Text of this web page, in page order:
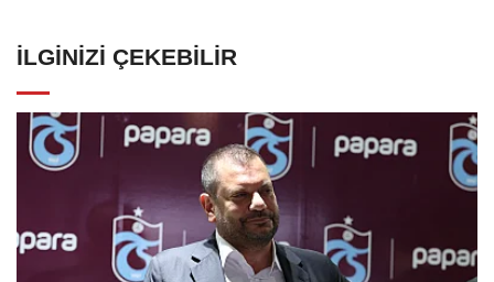
İLGINIZI ÇEKEBILIR